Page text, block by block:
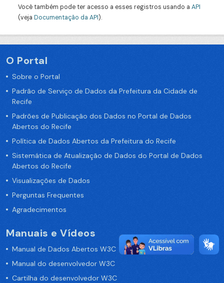
Você também pode ter acesso a esses registros usando a API
(veja Documentação da API).
O Portal
Sobre o Portal
Padrão de Serviço de Dados da Prefeitura da Cidade de
Recife
Padrões de Publicação dos Dados no Portal de Dados
Abertos do Recife
Política de Dados Abertos da Prefeitura do Recife
Sistemática de Atualização de Dados do Portal de Dados
Abertos do Recife
Visualizações de Dados
Perguntas Frequentes
Agradecimentos
Manuais e Vídeos
Manual de Dados Abertos W3C
Manual do desenvolvedor W3C
Cartilha do desenvolvedor W3C